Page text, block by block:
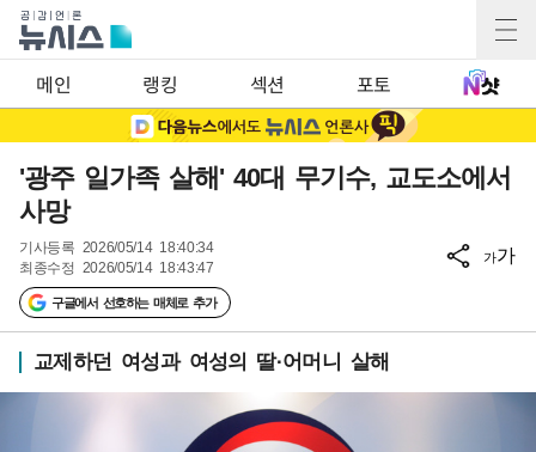
메인 랭킹 섹션 포토
'광주 일가족 살해' 40대 무기수, 교도소에서
사망
기사등록 2026/05/14 18:40:34
최종수정 2026/05/14 18:43:47
구글에서 선호하는 매체로 추가
가가
교제하던 여성과 여성의 딸·어머니 살해